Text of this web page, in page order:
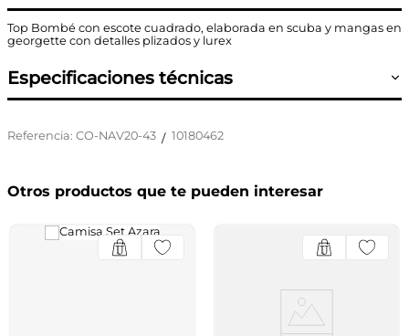
Top Bombé con escote cuadrado, elaborada en scuba y mangas en
georgette con detalles plizados y lurex
Especificaciones técnicas
Referencia: CO-NAV20-43 / 10180462
Otros productos que te pueden interesar